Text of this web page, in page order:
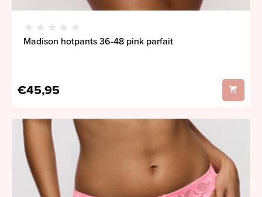
Madison hotpants 36-48 pink parfait
€45,95